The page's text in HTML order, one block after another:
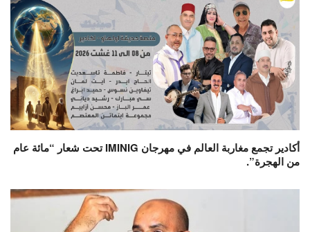
أكادير تجمع مغاربة العالم في مهرجان IMINIG تحت شعار “مائة عام
من الهجرة”.